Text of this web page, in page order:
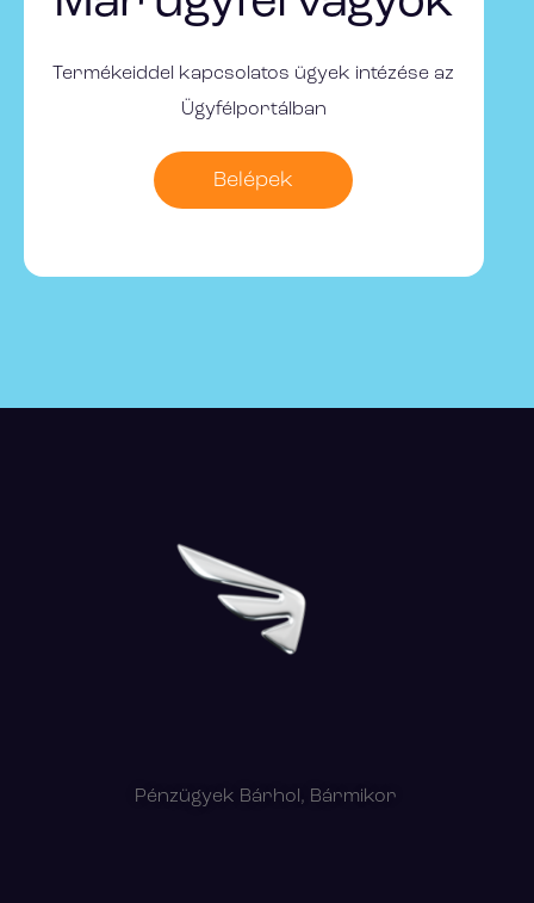
Termékeiddel kapcsolatos ügyek intézése az
Ügyfélportálban
Belépek
Pénzügyek Bárhol, Bármikor